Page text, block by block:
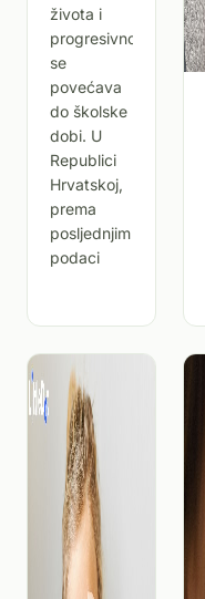
života i
progresivno
se
povećava
do školske
dobi. U
Republici
Hrvatskoj,
prema
posljednjim
podaci